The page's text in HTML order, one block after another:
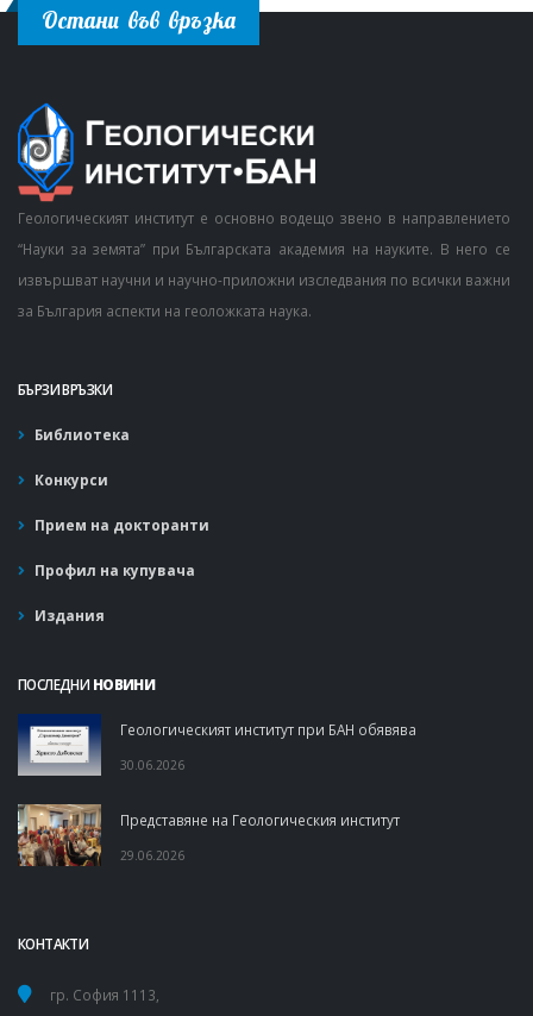
Остани във връзка
Геологическият институт е основно водещо звено в направлението
“Науки за земята” при Българската академия на науките. В него се
извършват научни и научно-приложни изследвания по всички важни
за България аспекти на геоложката наука.
БЪРЗИ ВРЪЗКИ
Библиотека
Конкурси
Прием на докторанти
Профил на купувача
Издания
ПОСЛЕДНИ НОВИНИ
Геологическият институт при БАН обявява
30.06.2026
Представяне на Геологическия институт
29.06.2026
КОНТАКТИ
гр. София 1113,